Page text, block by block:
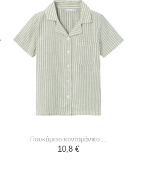
πουκάμισο κοντομάνικο ...
10,8 €